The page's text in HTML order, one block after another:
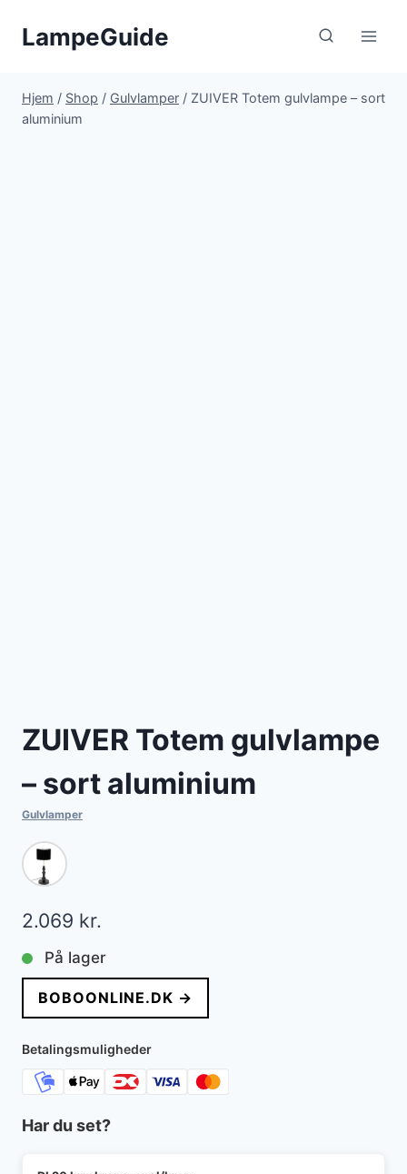
LampeGuide
Hjem / Shop / Gulvlamper / ZUIVER Totem gulvlampe – sort
aluminium
ZUIVER Totem gulvlampe
– sort aluminium
Gulvlamper
2.069 kr.
På lager
BOBOONLINE.DK →
Betalingsmuligheder
Har du set?